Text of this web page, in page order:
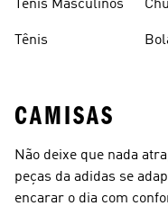
Tênis Masculinos
Tênis
CAMISAS
Não deixe que nada
peças da adidas se
encarar o dia com